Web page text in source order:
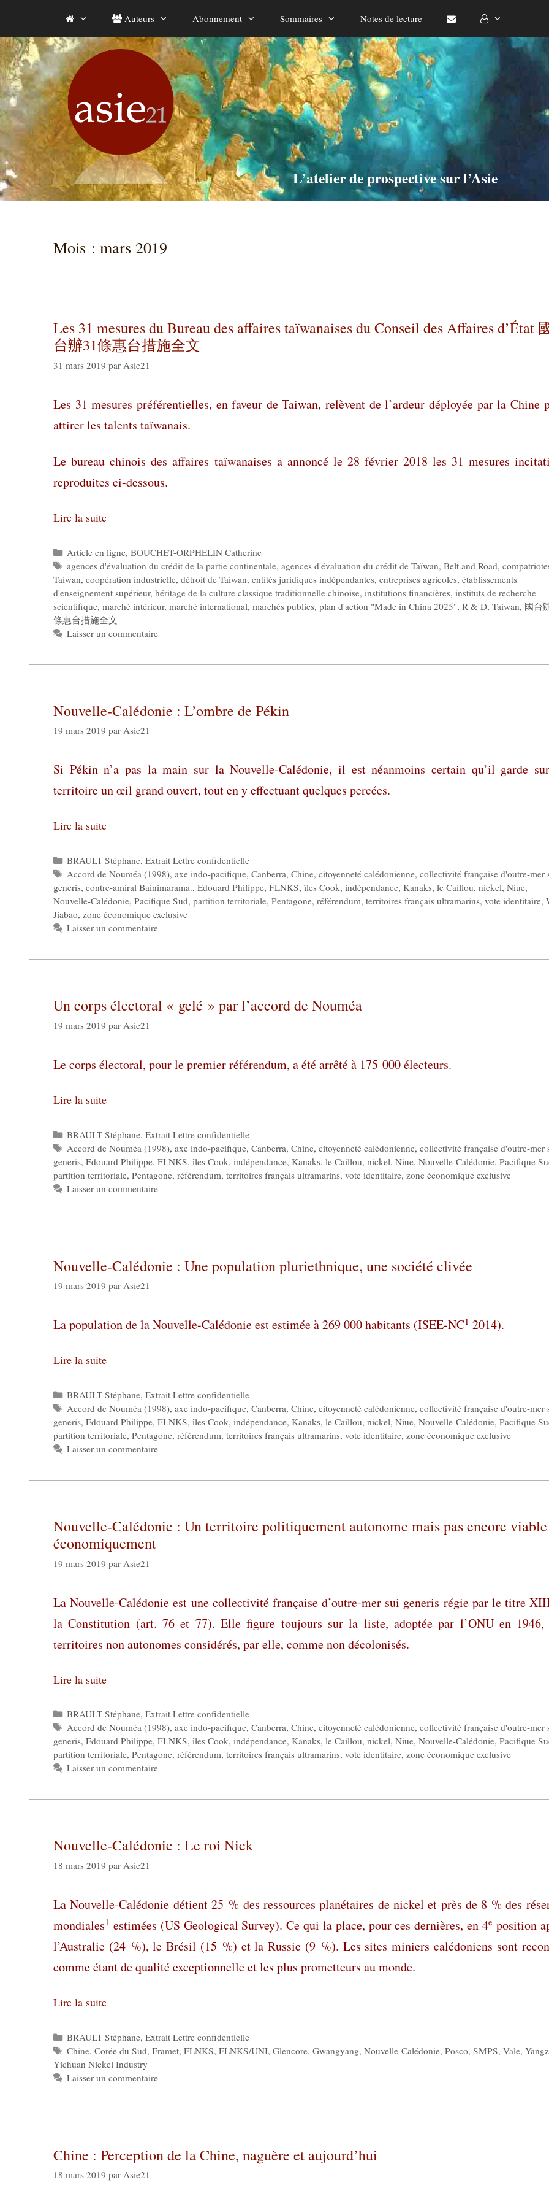
contenu
Auteurs Abonnement Sommaires Notes de lecture
L’atelier de prospective sur l’Asie
Mois : mars 2019
Les 31 mesures du Bureau des affaires taïwanaises du Conseil des Affaires d’État
台辦31條惠台措施全文
31 mars 2019 par Asie21
Les 31 mesures préférentielles, en faveur de Taiwan, relèvent de l’ardeur déployée par la Chine
attirer les talents taïwanais.
Le bureau chinois des affaires taïwanaises a annoncé le 28 février 2018 les 31 mesures
reproduites ci-dessous.
Lire la suite
Catégories
Article en ligne,BOUCHET-ORPHELIN Catherine
Étiquettes
agences d'évaluation du crédit de la partie continentale,agences d'évaluation du crédit de Taïwan,Belt and Road,
Taiwan, coopération industrielle, détroit de Taiwan, entités juridiques indépendantes, entreprises agricoles, établissements
d'enseignement supérieur, héritage de la culture classique traditionnelle chinoise, institutions financières, instituts de recherche
scientifique, marché intérieur, marché international, marchés publics, plan d'action "Made in China 2025", R & D, Taiwan, 國台
條惠台措施全文
Laisser un commentaire
Nouvelle-Calédonie : L’ombre de Pékin
19 mars 2019 par Asie21
Si Pékin n’a pas la main sur la Nouvelle-Calédonie, il est néanmoins certain qu’il garde
territoire un œil grand ouvert, tout en y effectuant quelques percées.
Lire la suite
Catégories
BRAULT Stéphane,Extrait Lettre confidentielle
Étiquettes
Accord de Nouméa (1998),axe indo-pacifique,Canberra,Chine,citoyenneté calédonienne,collectivité française d'outre-mer
generis, contre-amiral Bainimarama., Edouard Philippe, FLNKS, îles Cook, indépendance, Kanaks, le Caillou, nickel, Niue,
Nouvelle-Calédonie, Pacifique Sud, partition territoriale, Pentagone, référendum, territoires français ultramarins, vote identitaire,
Jiabao, zone économique exclusive
Laisser un commentaire
Un corps électoral « gelé » par l’accord de Nouméa
19 mars 2019 par Asie21
Le corps électoral, pour le premier référendum, a été arrêté à 175 000 électeurs.
Lire la suite
Catégories
BRAULT Stéphane,Extrait Lettre confidentielle
Étiquettes
Accord de Nouméa (1998),axe indo-pacifique,Canberra,Chine,citoyenneté calédonienne,collectivité française d'outre-mer
generis, Edouard Philippe, FLNKS, îles Cook, indépendance, Kanaks, le Caillou, nickel, Niue, Nouvelle-Calédonie, Pacifique
partition territoriale, Pentagone, référendum, territoires français ultramarins, vote identitaire, zone économique exclusive
Laisser un commentaire
Nouvelle-Calédonie : Une population pluriethnique, une société clivée
19 mars 2019 par Asie21
La population de la Nouvelle-Calédonie est estimée à 269 000 habitants (ISEE-NC1 2014).
Lire la suite
Catégories
BRAULT Stéphane,Extrait Lettre confidentielle
Étiquettes
Accord de Nouméa (1998),axe indo-pacifique,Canberra,Chine,citoyenneté calédonienne,collectivité française d'outre-mer
generis, Edouard Philippe, FLNKS, îles Cook, indépendance, Kanaks, le Caillou, nickel, Niue, Nouvelle-Calédonie, Pacifique
partition territoriale, Pentagone, référendum, territoires français ultramarins, vote identitaire, zone économique exclusive
Laisser un commentaire
Nouvelle-Calédonie : Un territoire politiquement autonome mais pas encore viable
économiquement
19 mars 2019 par Asie21
La Nouvelle-Calédonie est une collectivité française d’outre-mer sui generis régie par le titre
la Constitution (art. 76 et 77). Elle figure toujours sur la liste, adoptée par l’ONU en 1946,
territoires non autonomes considérés, par elle, comme non décolonisés.
Lire la suite
Catégories
BRAULT Stéphane,Extrait Lettre confidentielle
Étiquettes
Accord de Nouméa (1998),axe indo-pacifique,Canberra,Chine,citoyenneté calédonienne,collectivité française d'outre-mer
generis, Edouard Philippe, FLNKS, îles Cook, indépendance, Kanaks, le Caillou, nickel, Niue, Nouvelle-Calédonie, Pacifique
partition territoriale, Pentagone, référendum, territoires français ultramarins, vote identitaire, zone économique exclusive
Laisser un commentaire
Nouvelle-Calédonie : Le roi Nick
18 mars 2019 par Asie21
La Nouvelle-Calédonie détient 25 % des ressources planétaires de nickel et près de 8 % des
mondiales1 estimées (US Geological Survey). Ce qui la place, pour ces dernières, en 4eposition
l’Australie (24 %), le Brésil (15 %) et la Russie (9 %). Les sites miniers calédoniens sont
comme étant de qualité exceptionnelle et les plus prometteurs au monde.
Lire la suite
Catégories
BRAULT Stéphane,Extrait Lettre confidentielle
Étiquettes
Chine,Corée du Sud,Eramet,FLNKS,FLNKS/UNI,Glencore,Gwangyang,Nouvelle-Calédonie,Posco,SMPS,Vale,
Yichuan Nickel Industry
Laisser un commentaire
Chine : Perception de la Chine, naguère et aujourd’hui
18 mars 2019 par Asie21